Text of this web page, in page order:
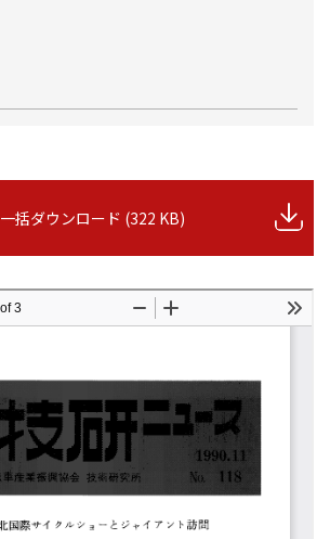
一括ダウンロード (322 KB)